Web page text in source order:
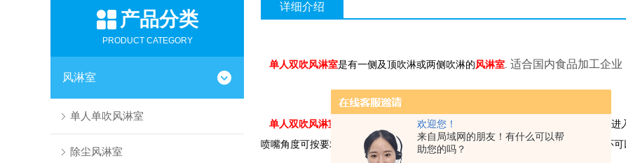
欢迎您！
来自局域网的朋友！有什么可以帮
助您的吗？
产品分类
PRODUCT CATEGORY
风淋室
单人单吹风淋室
除尘风淋室
详细介绍
单人双吹风淋室是有一侧及顶吹淋或两侧吹淋的风淋室. 适合国内食品加工企
单人双吹风淋室 工作原理：在风机的作用下， 内的空气经初效过滤器
喷嘴角度可按要求调节，可有效地吹除人体或携带物品表面附着的尘埃。如此循环可